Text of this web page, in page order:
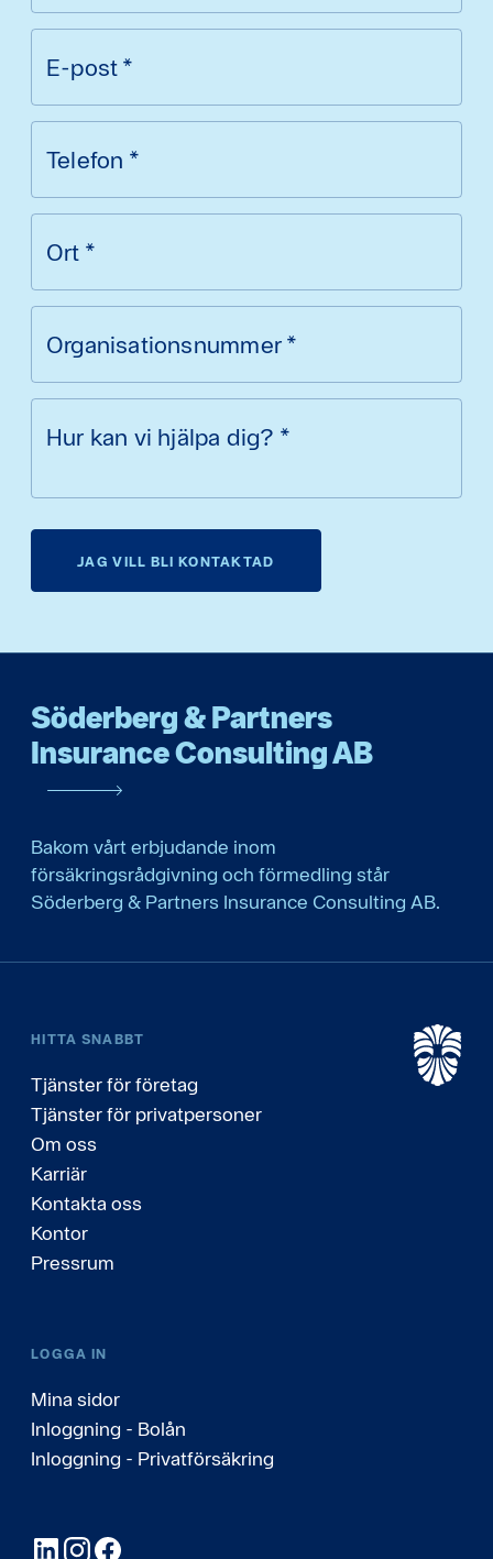
E-post*
Telefon *
Ort *
Organisationsnummer*
Hur kan vi hjälpa dig? *
JAG VILL BLI KONTAKTAD
Söderberg & Partners
Insurance Consulting AB
Bakom vårt erbjudande inom
försäkringsrådgivning och förmedling står
Söderberg & Partners Insurance Consulting AB.
HITTA SNABBT
Tjänster för företag
Tjänster för privatpersoner
Om oss
Karriär
Kontakta oss
Kontor
Pressrum
LOGGA IN
Mina sidor
Inloggning - Bolån
Inloggning - Privatförsäkring
LinkedInInstagram